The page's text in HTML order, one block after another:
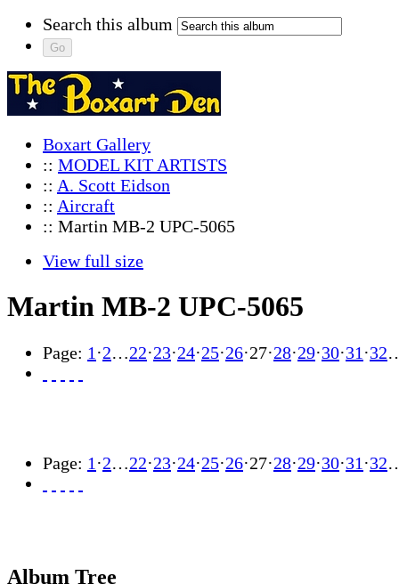
Search this album
Boxart Gallery
:: MODEL KIT ARTISTS
:: A. Scott Eidson
:: Aircraft
:: Martin MB-2 UPC-5065
View full size
Martin MB-2 UPC-5065
Page: 1 ·2…22·23·24·25·26·27·28·29·30·31 ·32
Page: 1 ·2…22·23·24·25·26·27·28·29·30·31 ·32
Album Tree